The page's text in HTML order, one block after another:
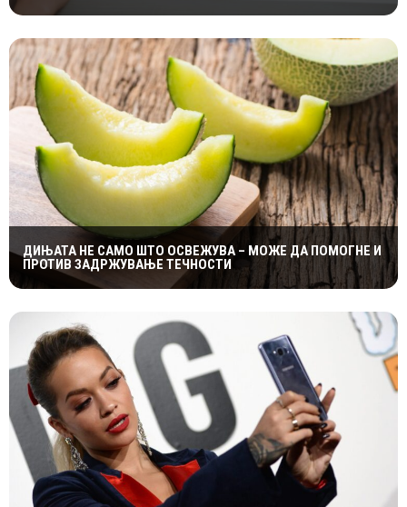
ДИЊАТА НЕ САМО ШТО ОСВЕЖУВА – МОЖЕ ДА ПОМОГНЕ И
ПРОТИВ ЗАДРЖУВАЊЕ ТЕЧНОСТИ